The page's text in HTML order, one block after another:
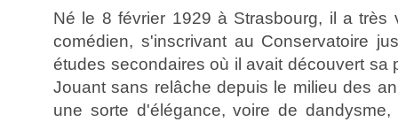
Né le 8 février 1929 à Strasbourg, il a très
comédien, s'inscrivant au Conservatoire
études secondaires où il avait découvert sa
Jouant sans relâche depuis le milieu des
une sorte d'élégance, voire de